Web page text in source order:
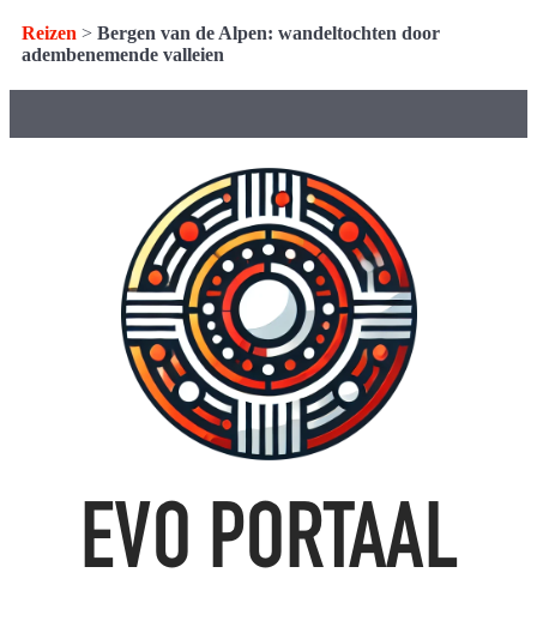
Reizen > Bergen van de Alpen: wandeltochten door
adembenemende valleien